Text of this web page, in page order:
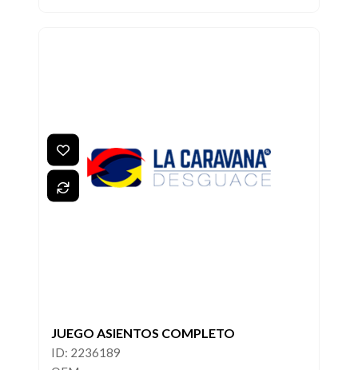
JUEGO ASIENTOS COMPLETO
ID: 2236189